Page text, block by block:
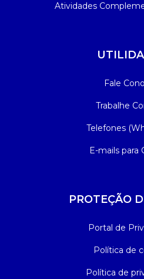
Atividades
Fale
Trabalhe
Telefones
E-mails para
PROTEÇÃO
Portal de
Política de
Política de